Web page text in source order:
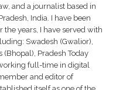
and a journalist based in
India. I have been
years, I have served with
Swadesh (Gwalior),
(Bhopal), Pradesh Today
full-time in digital
and editor of